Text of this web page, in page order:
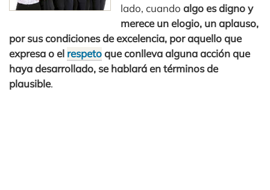
lado, cuando algo es digno y
merece un elogio, un aplauso,
por sus condiciones de excelencia, por aquello que
expresa o el respetoque conlleva alguna acción que
haya desarrollado, se hablará en términos de
plausible.